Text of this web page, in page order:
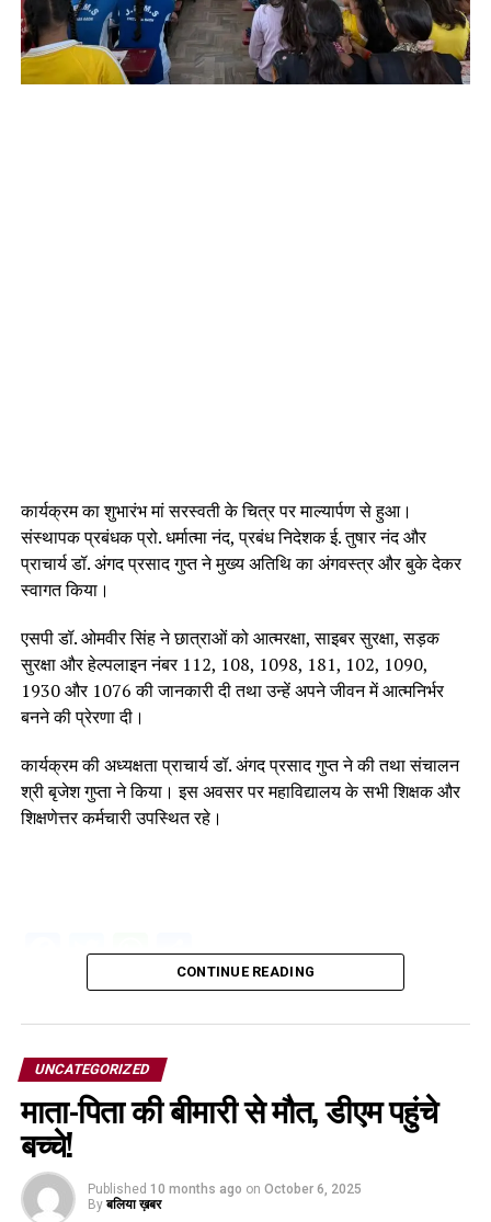
कार्यक्रम का शुभारंभ मां सरस्वती के चित्र पर माल्यार्पण से हुआ।
संस्थापक प्रबंधक प्रो. धर्मात्मा नंद, प्रबंध निदेशक ई. तुषार नंद और
प्राचार्य डॉ. अंगद प्रसाद गुप्त ने मुख्य अतिथि का अंगवस्त्र और बुके देकर
स्वागत किया।
एसपी डॉ. ओमवीर सिंह ने छात्राओं को आत्मरक्षा, साइबर सुरक्षा, सड़क
सुरक्षा और हेल्पलाइन नंबर 112, 108, 1098, 181, 102, 1090,
1930 और 1076 की जानकारी दी तथा उन्हें अपने जीवन में आत्मनिर्भर
बनने की प्रेरणा दी।
कार्यक्रम की अध्यक्षता प्राचार्य डॉ. अंगद प्रसाद गुप्त ने की तथा संचालन
श्री बृजेश गुप्ता ने किया। इस अवसर पर महाविद्यालय के सभी शिक्षक और
शिक्षणेत्तर कर्मचारी उपस्थित रहे।
Facebook
Twitter
WhatsApp
Share
CONTINUE READING
UNCATEGORIZED
माता-पिता की बीमारी से मौत, डीएम पहुंचे
बच्चे!
Published 10 months ago on October 6, 2025
By बलिया ख़बर